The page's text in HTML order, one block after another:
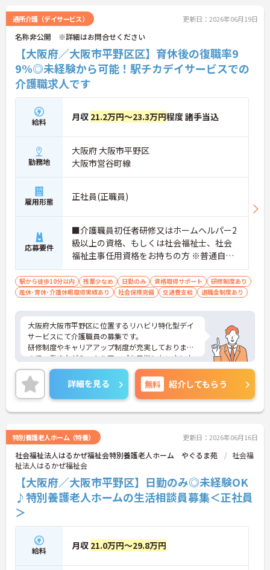
さい！
通所介護（デイサービス） 更新日：2026年06月19日
名称非公開 ※詳細はお問合せください
【大阪府／大阪市平野区区】育休後の復職率9
9%◎未経験から可能！駅チカデイサービスでの
介護職求人です
給料 月収 21.2万円～23.3万円程度 諸手当込
勤務地
大阪府 大阪市平野区
大阪市営谷町線
雇用形態 正社員(正職員)
応募要件
■介護職員初任者研修又はホームヘルパー2
級以上の資格、もしくは社会福祉士、社会
福祉主事任用資格をお持ちの方 ※普通自動
車運転免許必須（AT可） ※未経験の方も相
談可能
駅から徒歩10分以内 残業少なめ 日勤のみ 資格取得サポート
研修制度あり
産休･育休･介護休暇取得実績あり
社会保険完備 交通費支給 退職金制度あり
大阪府大阪市平野区に位置するリハビリ特化型デイ
サービスにて介護職員の募集です。
研修制度やキャリアアップ制度が充実しております
ので、働きながらスキルアップを目指したい方にお
すすめです！
また、未経験でこれから介護にチャレンジしたい方
も大歓迎です！
ご興味のある方には、面接対策ポイントなど、さら
に詳細をお話しいたしますので、お気軽にご相談く
詳細を見る 無料 紹介してもらう
特別養護老人ホーム（特養） 更新日：2026年06月16日
社会福祉法人はるかぜ福祉会特別養護老人ホーム やぐるま苑
社会福
祉法人はるかぜ福祉会
【大阪府／大阪市平野区】日勤のみ◎未経験OK
♪特別養護老人ホームの生活相談員募集＜正社員
＞
給料 月収 21.0万円～29.8万円